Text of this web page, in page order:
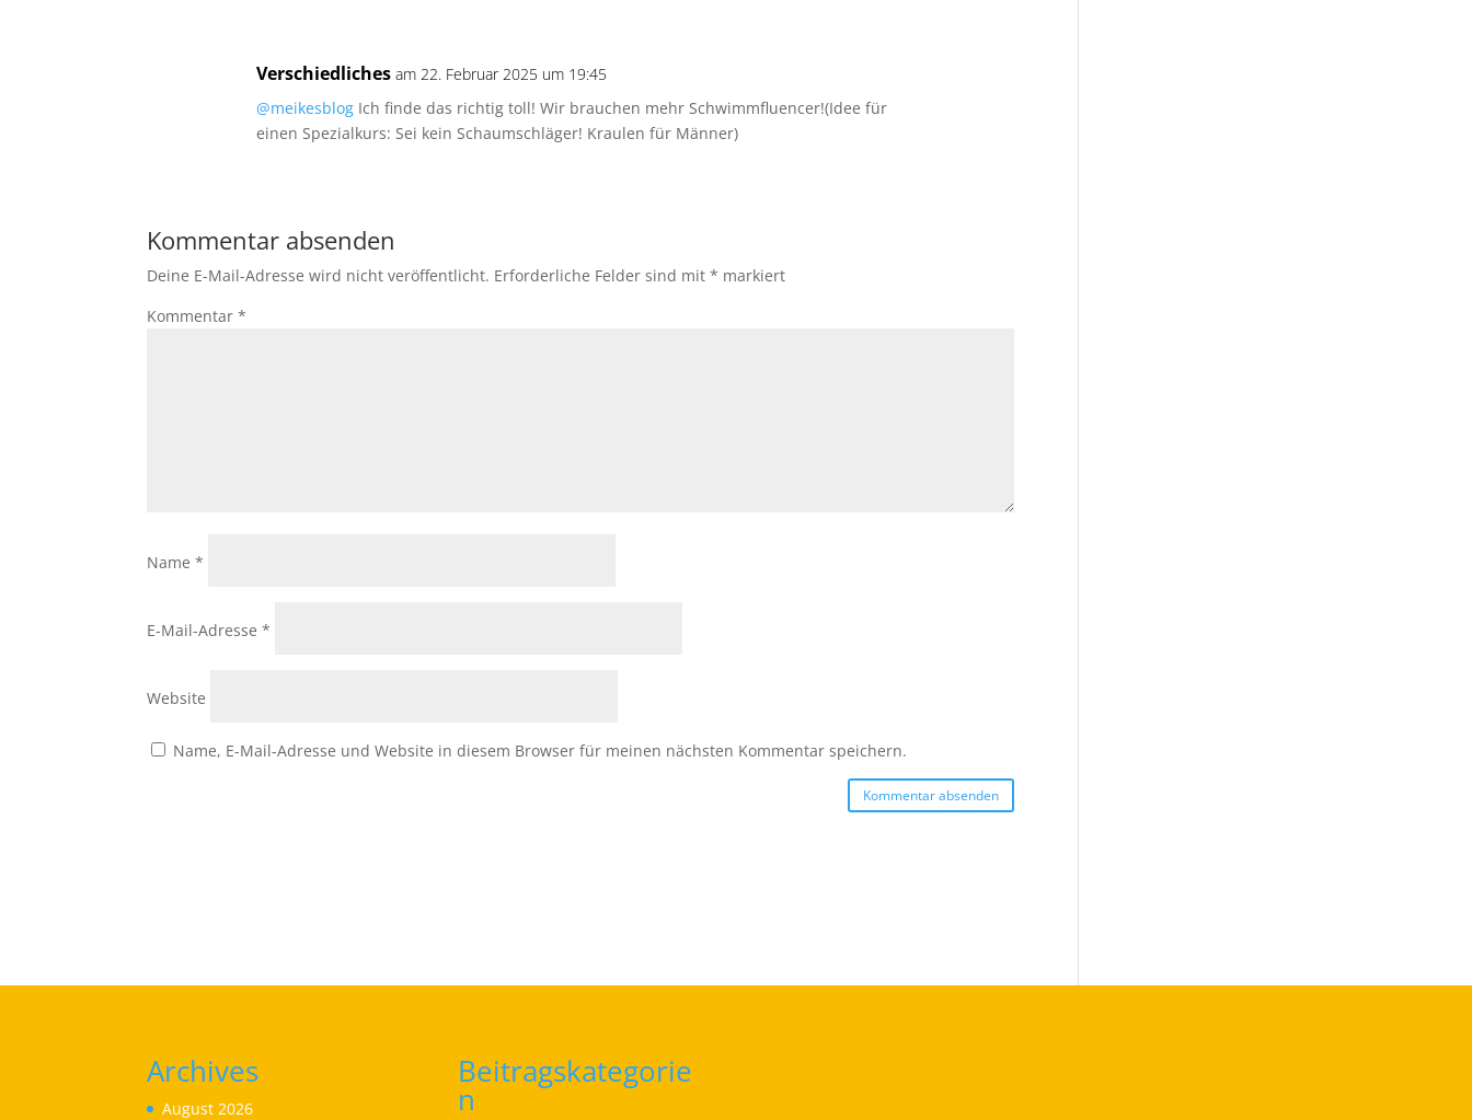
Verschiedliches am 22. Februar 2025 um 19:45
@meikesblog Ich finde das richtig toll! Wir brauchen mehr Schwimmfluencer!(Idee für
einen Spezialkurs: Sei kein Schaumschläger! Kraulen für Männer)
Kommentar absenden
Deine E-Mail-Adresse wird nicht veröffentlicht. Erforderliche Felder sind mit* markiert
Kommentar*
Name*
E-Mail-Adresse*
Website
Name, E-Mail-Adresse und Website in diesem Browser für meinen nächsten Kommentar speichern.
Archives
August 2026
Beitragskategorie
n